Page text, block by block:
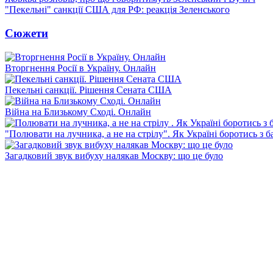
"Пекельні" санкції США для РФ: реакція Зеленського
Сюжети
Вторгнення Росії в Україну. Онлайн
Пекельні санкції. Рішення Сената США
Війна на Близькому Сході. Онлайн
"Полювати на лучника, а не на стрілу". Як Україні боротись з
Загадковий звук вибуху налякав Москву: що це було